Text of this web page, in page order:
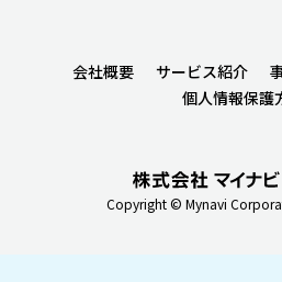
Copyright © Mynavi
会社概要 サービス紹介
個人情報保護